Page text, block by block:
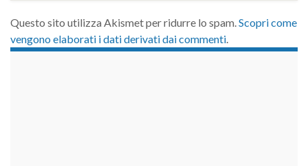
Questo sito utilizza Akismet per ridurre lo spam.Scopri come
vengono elaborati i dati derivati dai commenti.